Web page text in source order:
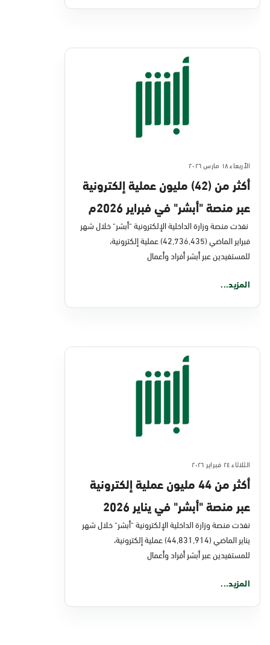
الأربعاء ١٨ مارس ٢٠٢٦
أكثر من (42) مليون عملية إلكترونية
عبر منصة "أبشر" في فبراير 2026م
نفذت منصة وزارة الداخلية الإلكترونية "أبشر" خلال شهر
فبراير الماضي (42,736,435) عملية إلكترونية،
للمستفيدين عبر أبشر أفراد وأعمال
المزيد...
الثلاثاء ٢٤ فبراير ٢٠٢٦
أكثر من 44 مليون عملية إلكترونية
عبر منصة "أبشر" في يناير 2026
نفذت منصة وزارة الداخلية الإلكترونية "أبشر" خلال شهر
يناير الماضي (44,831,914) عملية إلكترونية،
للمستفيدين عبر أبشر أفراد وأعمال
المزيد...